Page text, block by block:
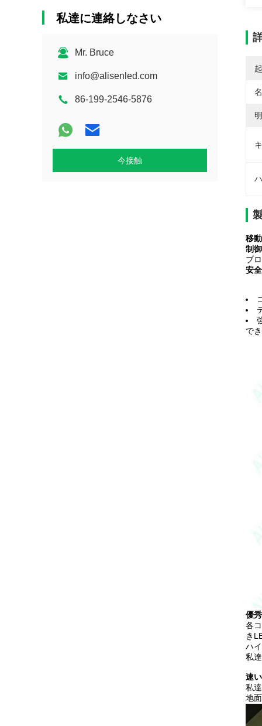
私達に連絡しなさい
Mr. Bruce
info@alisenled.com
86-199-2546-5876
今接触
移
制
ブ
安
で
優
各
き
ハ
私
速
私
地